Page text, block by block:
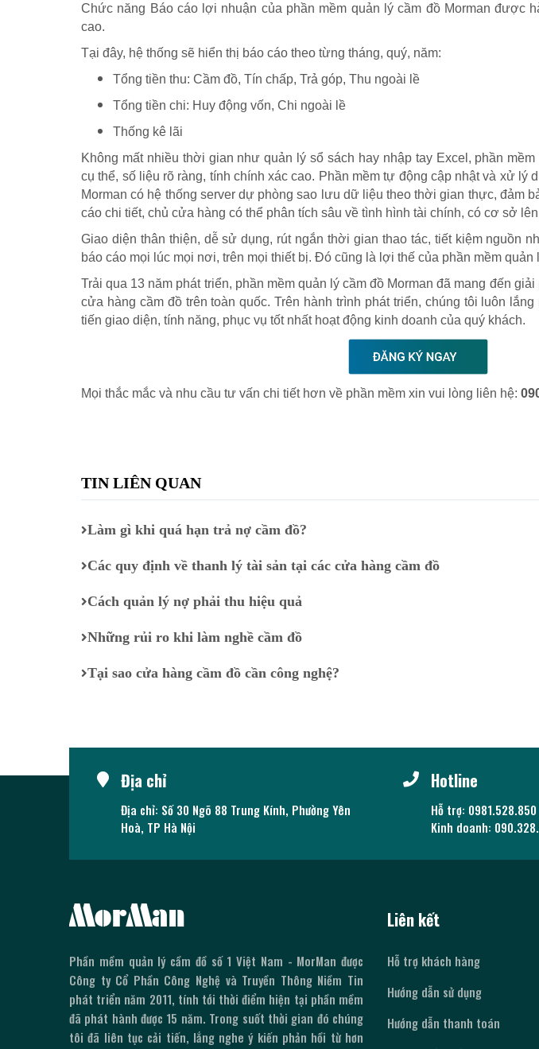
Chức năng Báo cáo lợi nhuận của phần mềm quản lý cầm đồ Morman được
cao.
Tại đây, hệ thống sẽ hiển thị báo cáo theo từng tháng, quý, năm:
Tổng tiền thu: Cầm đồ, Tín chấp, Trả góp, Thu ngoài lề
Tổng tiền chi: Huy động vốn, Chi ngoài lề
Thống kê lãi
Không mất nhiều thời gian như quản lý sổ sách hay nhập tay Excel, phần
cụ thể, số liệu rõ ràng, tính chính xác cao. Phần mềm tự động cập nhật và xử
Morman có hệ thống server dự phòng sao lưu dữ liệu theo thời gian thực, đảm
cáo chi tiết, chủ cửa hàng có thể phân tích sâu về tình hình tài chính, có cơ sở
Giao diện thân thiện, dễ sử dụng, rút ngắn thời gian thao tác, tiết kiệm nguồn
báo cáo mọi lúc mọi nơi, trên mọi thiết bị. Đó cũng là lợi thế của phần mềm quản
Trải qua 13 năm phát triển, phần mềm quản lý cầm đồ Morman đã mang đến
cửa hàng cầm đồ trên toàn quốc. Trên hành trình phát triển, chúng tôi luôn
tiến giao diện, tính năng, phục vụ tốt nhất hoạt động kinh doanh của quý khách.
Mọi thắc mắc và nhu cầu tư vấn chi tiết hơn về phần mềm xin vui lòng liên hệ:
TIN LIÊN QUAN
Làm gì khi quá hạn trả nợ cầm đồ?
Các quy định về thanh lý tài sản tại các cửa hàng cầm đồ
Cách quản lý nợ phải thu hiệu quả
Những rủi ro khi làm nghề cầm đồ
Tại sao cửa hàng cầm đồ cần công nghệ?
Địa chỉ
Địa chỉ: Số 30 Ngõ 88 Trung Kính, Phường Yên
Hoà, TP Hà Nội
Hotline
Hỗ trợ: 0981.528.850
Kinh doanh:
Phần mềm quản lý cầm đồ số 1 Việt Nam - MorMan được
Công ty Cổ Phần Công Nghệ và Truyền Thông Niềm Tin
phát triển năm 2011, tính tới thời điểm hiện tại phần mềm
đã phát hành được 15 năm. Trong suốt thời gian đó chúng
tôi đã liên tục cải tiến, lắng nghe ý kiến phản hồi từ hơn
Liên kết
Hỗ trợ khách hàng
Hướng dẫn sử dụng
Hướng dẫn thanh toán